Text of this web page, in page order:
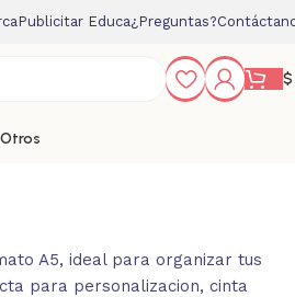
Publicitar Educa¿Preguntas?
$
Otros
A5, ideal para organizar tus
para personalizacion, cinta